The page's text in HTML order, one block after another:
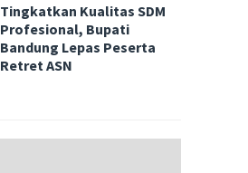
Tingkatkan Kualitas SDM
Profesional, Bupati
Bandung Lepas Peserta
Retret ASN